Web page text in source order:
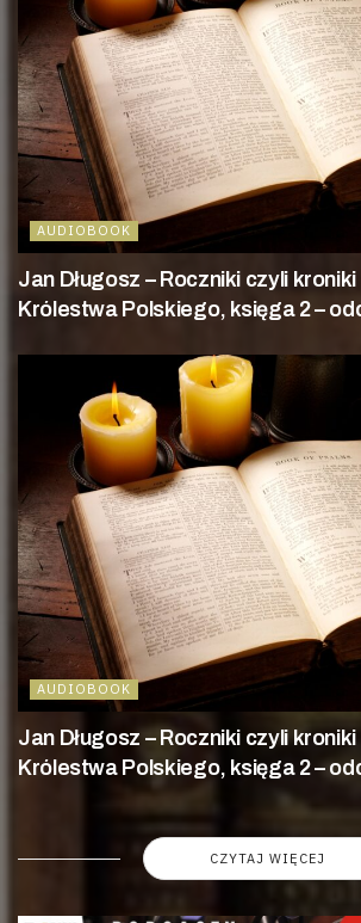
AUDIOBOOK
Jan Długosz – Roczniki czyli
Królestwa Polskiego, księga 2 –
AUDIOBOOK
Jan Długosz – Roczniki czyli
Królestwa Polskiego, księga 2 –
CZYTAJ WIĘCEJ